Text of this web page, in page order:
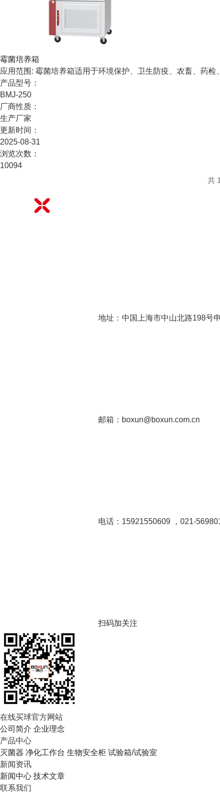
霉菌培养箱
应用范围: 霉菌培养箱适用于环境保护、卫生防疫、农畜、药
产品型号：
BMJ-250
厂商性质：
生产厂家
更新时间：
2025-08-31
浏览次数：
10094
共
地址：中国上海市中山北路198号
邮箱：boxun@boxun.com.cn
电话：15921550609 ，021-
扫码加关注
在线买球官方网站
公司简介 企业理念
产品中心
灭菌器 净化工作台 生物安全柜 试验箱/试验室
新闻资讯
新闻中心 技术文章
联系我们